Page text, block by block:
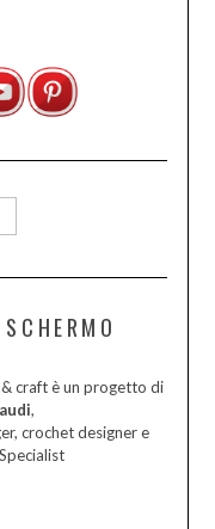
craft è un progetto di
,
crochet designer e